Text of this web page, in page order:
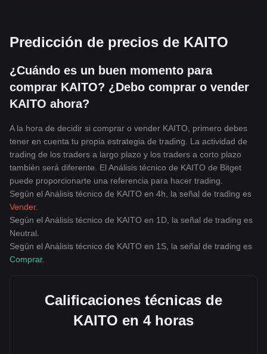
Predicción de precios de KAITO
¿Cuándo es un buen momento para
comprar KAITO? ¿Debo comprar o vender
KAITO ahora?
A la hora de decidir si comprar o vender KAITO, primero debes
tener en cuenta tu propia estrategia de trading. La actividad de
trading de los traders a largo plazo y los traders a corto plazo
también será diferente. El Análisis técnico de KAITO de Bitget
puede proporcionarte una referencia para hacer trading.
Según el Análisis técnico de KAITO en 4h, la señal de trading es
Vender.
Según el Análisis técnico de KAITO en 1D, la señal de trading es
Neutral
Según el Análisis técnico de KAITO en 1S, la señal de trading es
Comprar.
Calificaciones técnicas de
KAITO en 4 horas